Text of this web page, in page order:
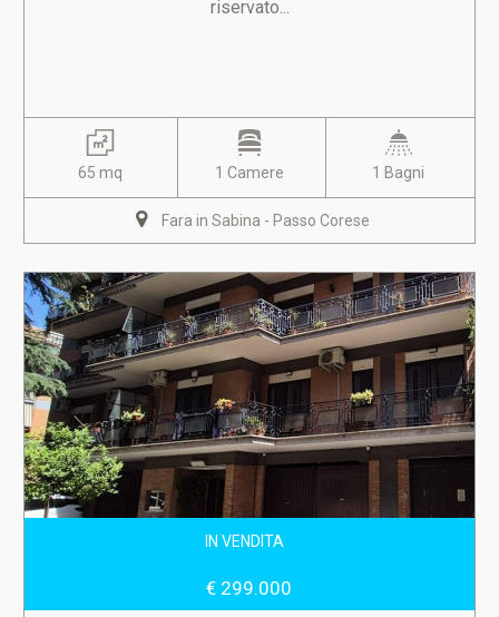
riservato...
65 mq 1 Camere 1 Bagni
Fara in Sabina - Passo Corese
IN VENDITA
€ 299.000